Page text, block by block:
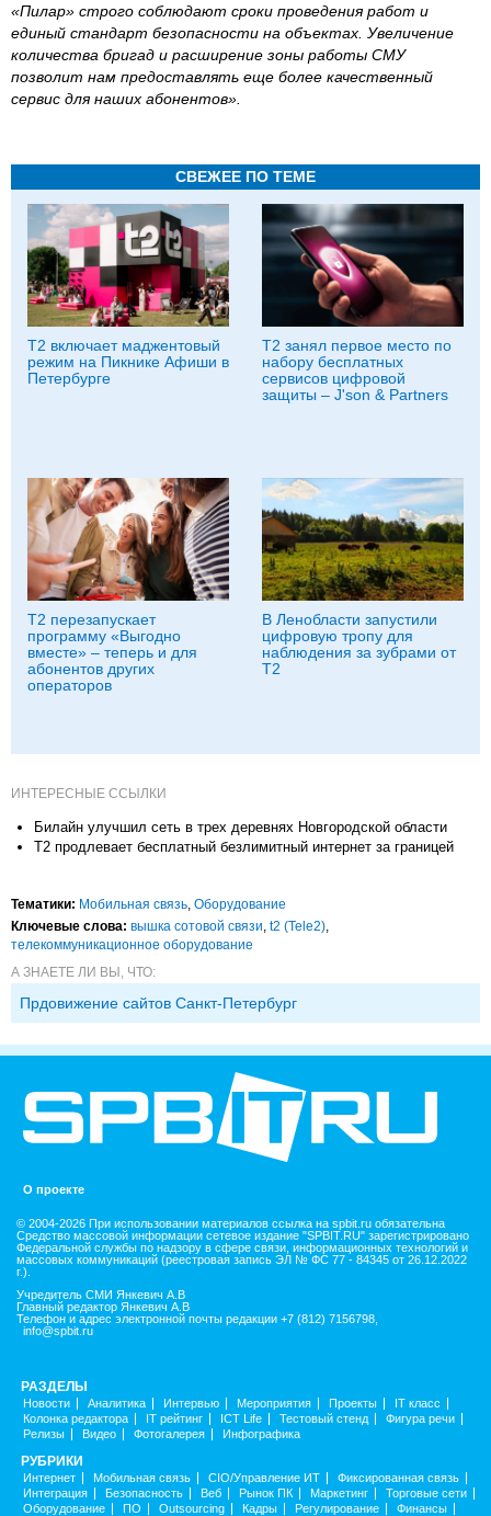
«Пилар» строго соблюдают сроки проведения работ и
единый стандарт безопасности на объектах. Увеличение
количества бригад и расширение зоны работы СМУ
позволит нам предоставлять еще более качественный
сервис для наших абонентов».
СВЕЖЕЕ ПО ТЕМЕ
Т2 включает маджентовый
режим на Пикнике Афиши в
Петербурге
Т2 занял первое место по
набору бесплатных
сервисов цифровой
защиты – J'son & Partners
Т2 перезапускает
программу «Выгодно
вместе» – теперь и для
абонентов других
операторов
В Ленобласти запустили
цифровую тропу для
наблюдения за зубрами от
Т2
ИНТЕРЕСНЫЕ ССЫЛКИ
Билайн улучшил сеть в трех деревнях Новгородской области
Т2 продлевает бесплатный безлимитный интернет за границей
Тематики: Мобильная связь, Оборудование
Ключевые слова: вышка сотовой связи, t2 (Tele2),
телекоммуникационное оборудование
А ЗНАЕТЕ ЛИ ВЫ, ЧТО:
Прдовижение сайтов Санкт-Петербург
О проекте
© 2004-2026 При использовании материалов ссылка на spbit.ru обязательна
Средство массовой информации сетевое издание "SPBIT.RU" зарегистрировано
Федеральной службы по надзору в сфере связи, информационных технологий и
массовых коммуникаций (реестровая запись ЭЛ № ФС 77 - 84345 от 26.12.2022
г.).
Учредитель СМИ Янкевич А.В
Главный редактор Янкевич А.В
Телефон и адрес электронной почты редакции +7 (812) 7156798,
info@spbit.ru
РАЗДЕЛЫ
Новости Аналитика Интервью Мероприятия Проекты
IT класс
Колонка редактора
IT рейтинг ICT Life Тестовый стенд
Фигура речи
Релизы
Видео Фотогалерея Инфографика
РУБРИКИ
Интернет Мобильная связь CIO/Управление ИТ
Фиксированная связь
Интеграция
Безопасность Веб Рынок ПК Маркетинг
Торговые сети
Оборудование
ПО Outsourcing Кадры Регулирование Финансы